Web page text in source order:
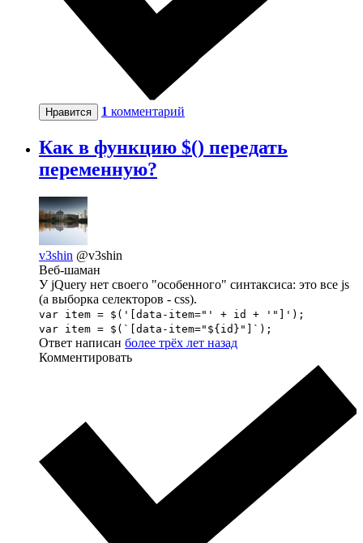
Нравится 1 комментарий
Как в функцию $() передать
переменную?
v3shin @v3shin
Веб-шаман
У jQuery нет своего "особенного" синтаксиса: это все js
(а выборка селекторов - css).
var item = $('[data-item="' + id + '"]');
var item = $(`[data-item="${id}"]`);
Ответ написан более трёх лет назад
Комментировать